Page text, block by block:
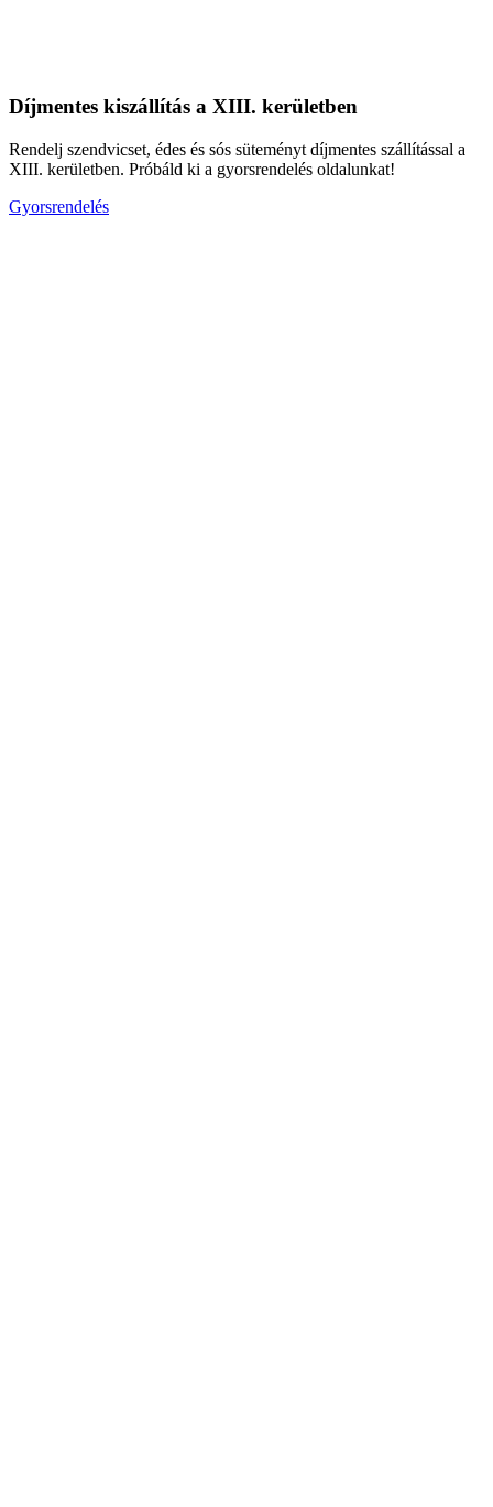
Díjmentes kiszállítás a XIII. kerületben
Rendelj szendvicset, édes és sós süteményt díjmentes szállítással a
XIII. kerületben. Próbáld ki a gyorsrendelés oldalunkat!
Gyorsrendelés